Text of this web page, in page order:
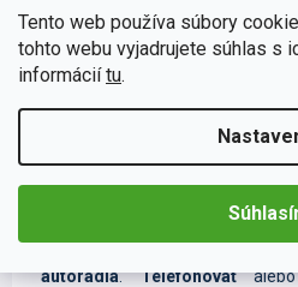
Tento web používa súbory
tohto webu vyjadrujete súhlas s
informáciítu.
Ovládanie telefónu
Android Auto
Tieto moderné funkcie sú
autorádia.Telefonovať